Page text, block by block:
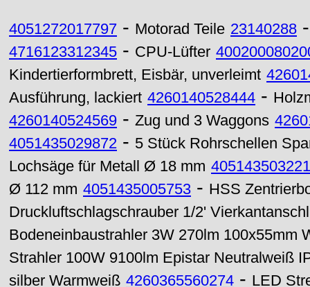
4051272017797 - Motorad Teile 23140288
4716123312345 - CPU-Lüfter
Kindertierformbrett, Eisbär, unverleimt
Ausführung, lackiert 4260140528444 -
4260140524569 - Zug und 3 Waggons
4051435029872 - 5 Stück Rohrschellen
Lochsäge für Metall Ø 18 mm
Ø 112 mm 4051435005753 - HSS
Druckluftschlagschrauber 1/2'
Bodeneinbaustrahler 3W 270lm 100x55mm
Strahler 100W 9100lm Epistar Neutralweiß
silber Warmweiß 4260365560274 - LED